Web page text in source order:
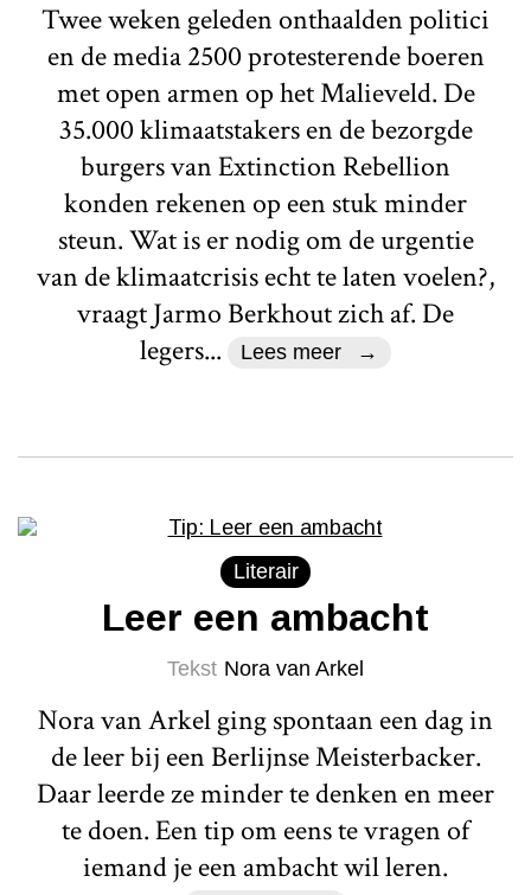
Twee weken geleden onthaalden politici
en de media 2500 protesterende boeren
met open armen op het Malieveld. De
35.000 klimaatstakers en de bezorgde
burgers van Extinction Rebellion
konden rekenen op een stuk minder
steun. Wat is er nodig om de urgentie
van de klimaatcrisis echt te laten voelen?,
vraagt Jarmo Berkhout zich af. De
legers...
Lees meer
Literair
Leer een ambacht
Tekst Nora van Arkel
Nora van Arkel ging spontaan een dag in
de leer bij een Berlijnse Meisterbacker.
Daar leerde ze minder te denken en meer
te doen. Een tip om eens te vragen of
iemand je een ambacht wil leren.